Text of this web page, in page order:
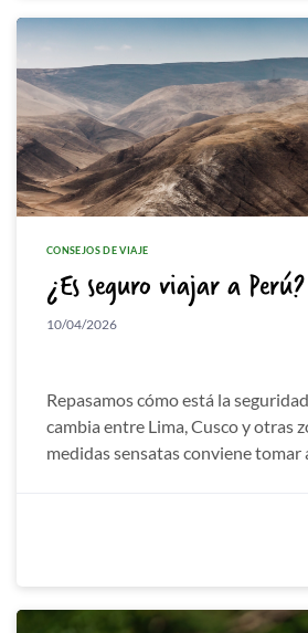
CONSEJOS DE VIAJE
¿Es seguro viajar a Perú?
10/04/2026
Repasamos cómo está la
cambia entre Lima, Cusco y otras
medidas sensatas conviene tomar